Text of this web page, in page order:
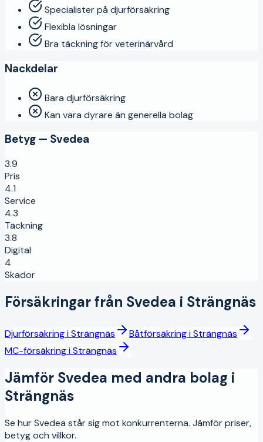
Specialister på djurförsäkring
Flexibla lösningar
Bra täckning för veterinärvård
Nackdelar
Bara djurförsäkring
Kan vara dyrare än generella bolag
Betyg — Svedea
3.9
Pris
4.1
Service
4.3
Täckning
3.8
Digital
4
Skador
Försäkringar från Svedea i Strängnäs
DjurförsäkringiSträngnäs BåtförsäkringiSträngnäs
MC-försäkringiSträngnäs
Jämför Svedea med andra bolag i
Strängnäs
Se hurSvedea står sig mot konkurrenterna. Jämför priser,
betyg och villkor.